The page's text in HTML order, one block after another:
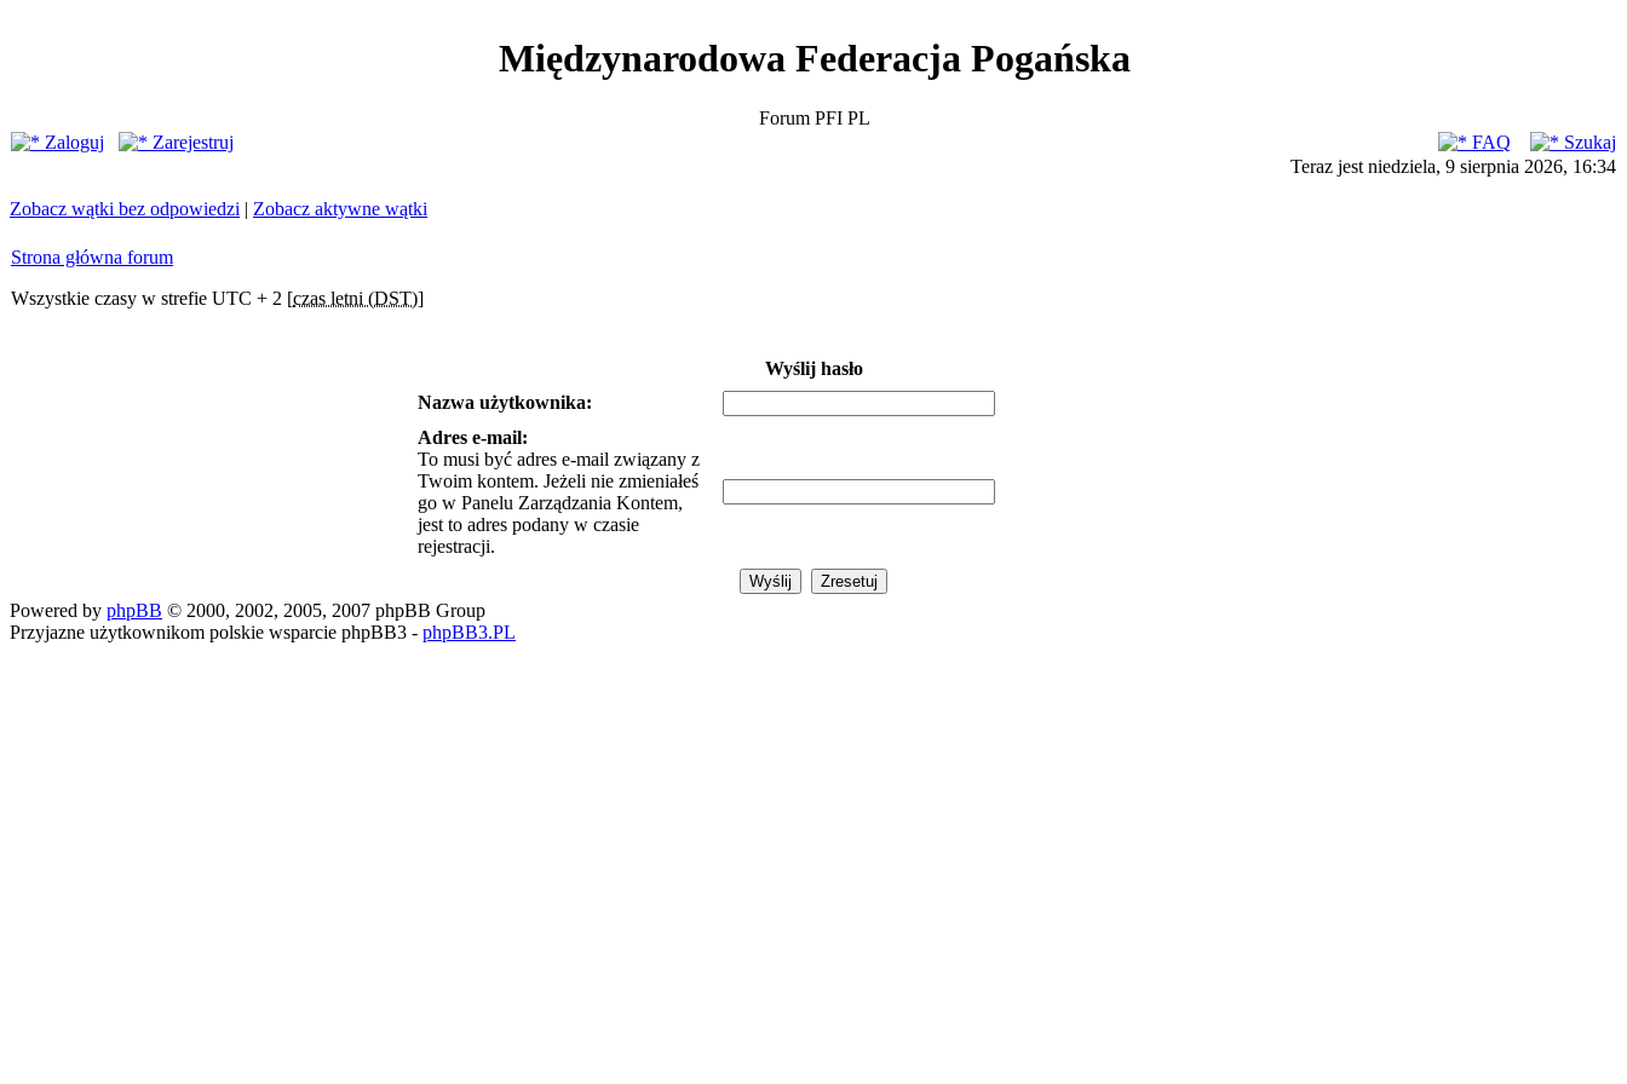
Międzynarodowa Federacja Pogańska
Forum PFI PL
Zaloguj
Zarejestruj FAQ
Szukaj
Teraz jest niedziela, 9 sierpnia 2026, 16:34
Zobacz wątki bez odpowiedzi | Zobacz aktywne wątki
Strona główna forum
Wszystkie czasy w strefie UTC + 2 [czas letni (DST)]
Wyślij hasło
Nazwa użytkownika:
Adres e-mail:
To musi być adres e-mail związany z
Twoim kontem. Jeżeli nie zmieniałeś
go w Panelu Zarządzania Kontem,
jest to adres podany w czasie
rejestracji.
Powered by phpBB © 2000, 2002, 2005, 2007 phpBB Group
Przyjazne użytkownikom polskie wsparcie phpBB3 - phpBB3.PL